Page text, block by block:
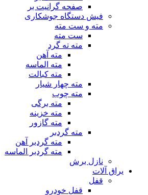
صفحه گرانیت بر
فیش دستگاه جوشکاری
مته و ست مته
ست مته
مته ته گرد
مته آهن
مته الماسه
مته کبالت
مته چهار شیار
مته چوب
مته برگی
مته خزینه
مته گازور
مته گردبر
مته گردبر آهن
مته گردبر الماسه
نازل برش
یراق آلات
قفل
قفل خودرو